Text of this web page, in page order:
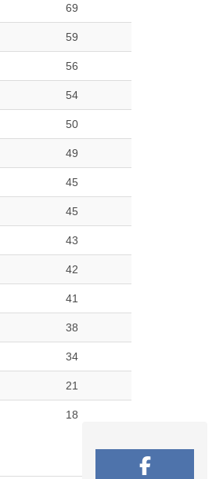
69
59
56
54
50
49
45
45
43
42
41
38
34
21
18